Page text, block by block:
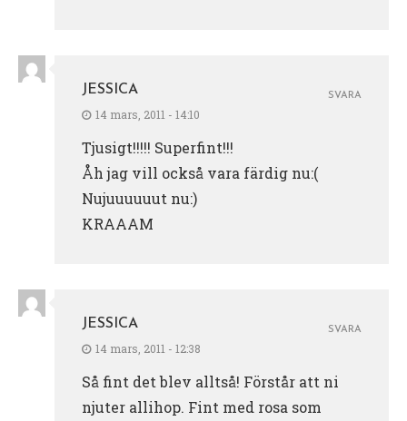
JESSICA
14 mars, 2011 - 14:10
Tjusigt!!!!! Superfint!!!
Åh jag vill också vara färdig nu:(
Nujuuuuuut nu:)
KRAAAM
SVARA
JESSICA
14 mars, 2011 - 12:38
Så fint det blev alltså! Förstår att ni
njuter allihop. Fint med rosa som
SVARA